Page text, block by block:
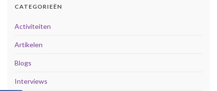
CATEGORIEËN
Activiteiten
Artikelen
Blogs
Interviews